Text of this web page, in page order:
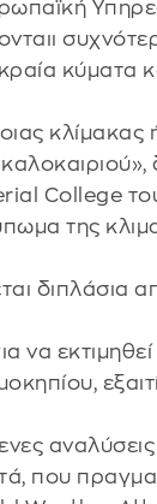
κύματα
κλίμακας
College
της
διπλάσια
να
που